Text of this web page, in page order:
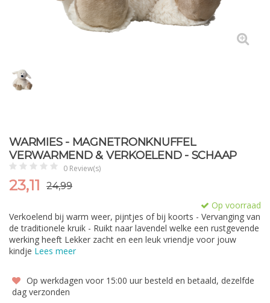
WARMIES - MAGNETRONKNUFFEL
VERWARMEND & VERKOELEND - SCHAAP
0 Review(s)
23,11
24,99
Op voorraad
Verkoelend bij warm weer, pijntjes of bij koorts - Vervanging van
de traditionele kruik - Ruikt naar lavendel welke een rustgevende
werking heeft Lekker zacht en een leuk vriendje voor jouw
kindje Lees meer
Op werkdagen voor 15:00 uur besteld en betaald, dezelfde
dag verzonden